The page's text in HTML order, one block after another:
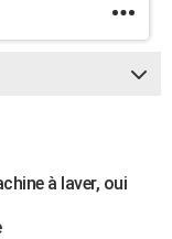
à laver, oui